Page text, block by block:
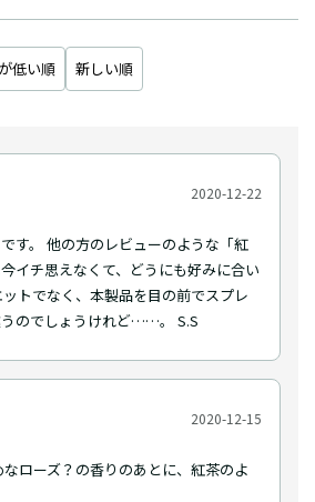
低い順 新しい順
2020-12-22
す。 他の方のレビューのような「紅
イチ思えなくて、どうにも好みに合い
トでなく、本製品を目の前でスプレ
のでしょうけれど……。 S.S
2020-12-15
ローズ？の香りのあとに、紅茶のよ